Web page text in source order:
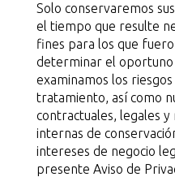
Solo conservaremos
el tiempo que resulte
fines para los que
determinar el oportuno
examinamos los
tratamiento, así como
contractuales, legales
internas de
intereses de negocio
presente Aviso de